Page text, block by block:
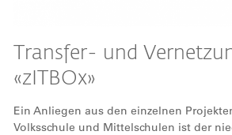
Transfer- und
«zITBOx»
Ein Anliegen aus den einzelnen
Volksschule und Mittelschulen ist der